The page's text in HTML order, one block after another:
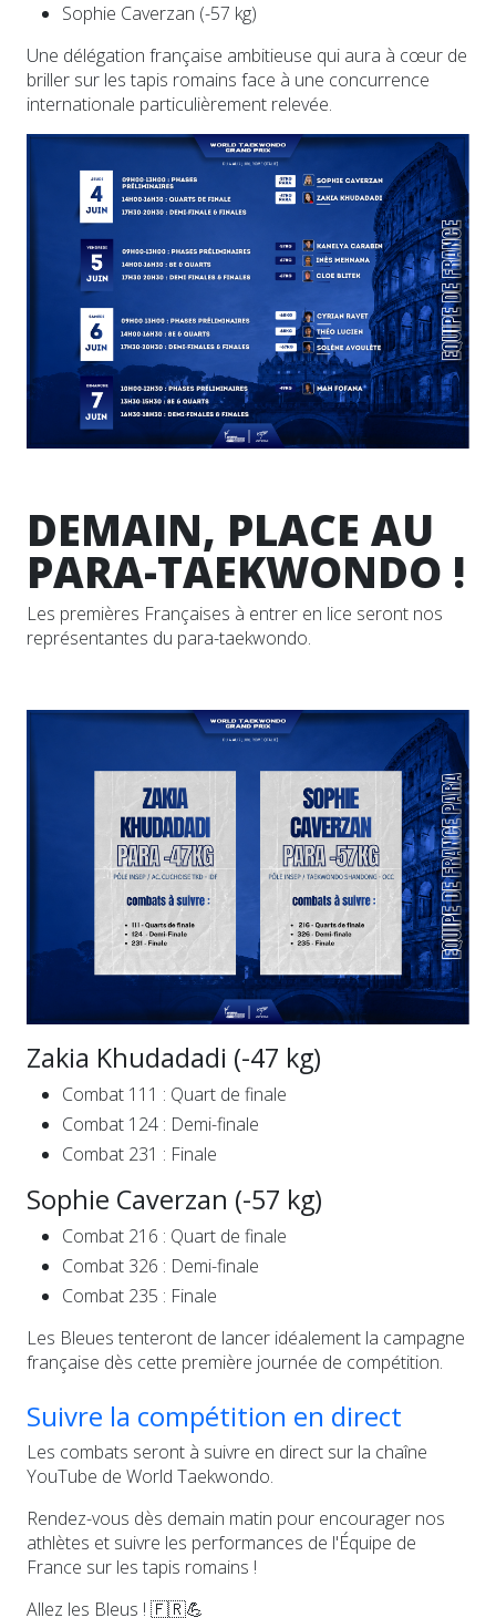
Sophie Caverzan (-57 kg)
Une délégation française ambitieuse qui aura à cœur de
briller sur les tapis romains face à une concurrence
internationale particulièrement relevée.
DEMAIN, PLACE AU
PARA-TAEKWONDO !
Les premières Françaises à entrer en lice seront nos
représentantes du para-taekwondo.
Zakia Khudadadi (-47 kg)
Combat 111 : Quart de finale
Combat 124 : Demi-finale
Combat 231 : Finale
Sophie Caverzan (-57 kg)
Combat 216 : Quart de finale
Combat 326 : Demi-finale
Combat 235 : Finale
Les Bleues tenteront de lancer idéalement la campagne
française dès cette première journée de compétition.
Suivre la compétition en direct
Les combats seront à suivre en direct sur la chaîne
YouTube de World Taekwondo.
Rendez-vous dès demain matin pour encourager nos
athlètes et suivre les performances de l'Équipe de
France sur les tapis romains !
Allez les Bleus ! 🇫🇷💪